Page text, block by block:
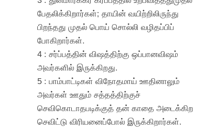
பேதலிக்கிறார்கள்; தாயின் வயிற்றிலிருந்து
பிறந்தது முதல் பொய் சொல்லி வழிதப்பிப்
போகிறார்கள்.
4 : சர்ப்பத்தின் விஷத்திற்கு ஒப்பானவிஷம்
அவர்களில் இருக்கிறது.
5 : பாம்பாட்டிகள் விநோதமாய் ஊதினாலும்
அவர்கள் ஊதும் சத்தத்திற்குச்
செவிகொடாதபடிக்குத் தன் காதை அடைக்கிற
செவிட்டு விரியனைப்போல் இருக்கிறார்கள்.